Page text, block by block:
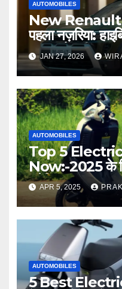
AUTOMOBILES
New
पहला नज़रिया:
लॉन्च और कीमत
JAN 27, 2026
AUTOMOBILES
Top 5
Now:-2025 के
इलेक्ट्रिक स्कूटर –
APR 5, 2025
AUTOMOBILES
5 Best